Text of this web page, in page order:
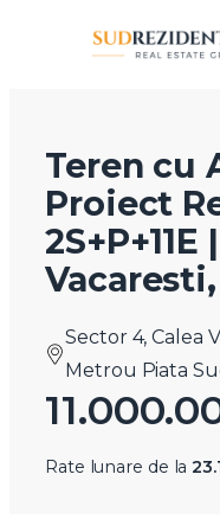
Teren cu
Proiect
2S+P+11E
Sector 4, Calea
Metrou Piata
Rate lunare de la